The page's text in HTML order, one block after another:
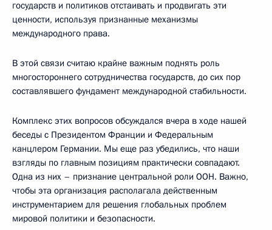
государств и политиков отстаивать и продвигать эти
ценности, используя признанные механизмы
международного права.
В этой связи считаю крайне важным поднять роль
многостороннего сотрудничества государств, до сих пор
составлявшего фундамент международной стабильности.
Комплекс этих вопросов обсуждался вчера в ходе нашей
беседы с Президентом Франции и Федеральным
канцлером Германии. Мы еще раз убедились, что наши
взгляды по главным позициям практически совпадают.
Одна из них – признание центральной роли ООН. Важно,
чтобы эта организация располагала действенным
инструментарием для решения глобальных проблем
мировой политики и безопасности.